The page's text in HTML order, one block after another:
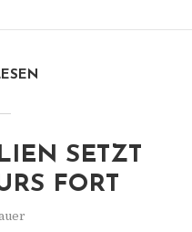
SETZT
FORT